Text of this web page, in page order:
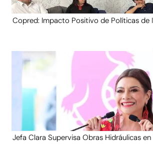
Copred: Impacto Positivo de Políticas de
Jefa Clara Supervisa Obras Hidráulicas en